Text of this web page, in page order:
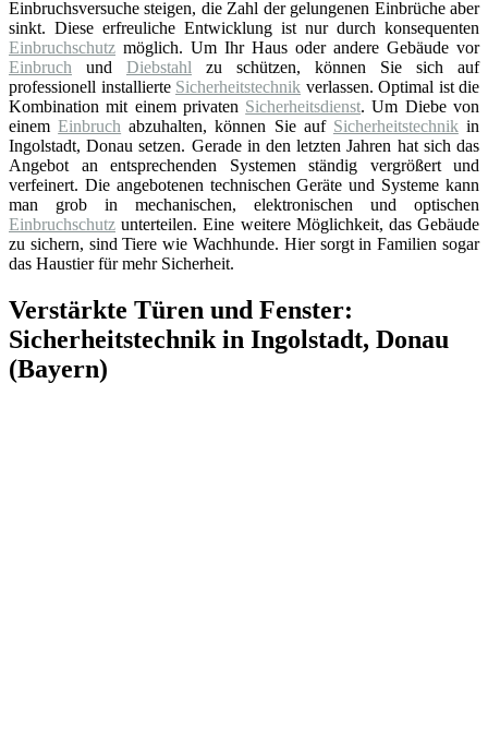
Einbruchsversuche steigen, die Zahl der gelungenen Einbrüche aber
sinkt. Diese erfreuliche Entwicklung ist nur durch konsequenten
Einbruchschutz möglich. Um Ihr Haus oder andere Gebäude vor
Einbruch und Diebstahl zu schützen, können Sie sich auf
professionell installierte Sicherheitstechnik verlassen. Optimal ist die
Kombination mit einem privaten Sicherheitsdienst. Um Diebe von
einemEinbruch abzuhalten, können Sie auf Sicherheitstechnikin
Ingolstadt, Donau setzen. Gerade in den letzten Jahren hat sich das
Angebot an entsprechenden Systemen ständig vergrößert und
verfeinert. Die angebotenen technischen Geräte und Systeme kann
man grob in mechanischen, elektronischen und optischen
Einbruchschutz unterteilen. Eine weitere Möglichkeit, das Gebäude
zu sichern, sind Tiere wie Wachhunde. Hier sorgt in Familien sogar
das Haustier für mehr Sicherheit.
Verstärkte Türen und Fenster:
Sicherheitstechnik in Ingolstadt, Donau
(Bayern)